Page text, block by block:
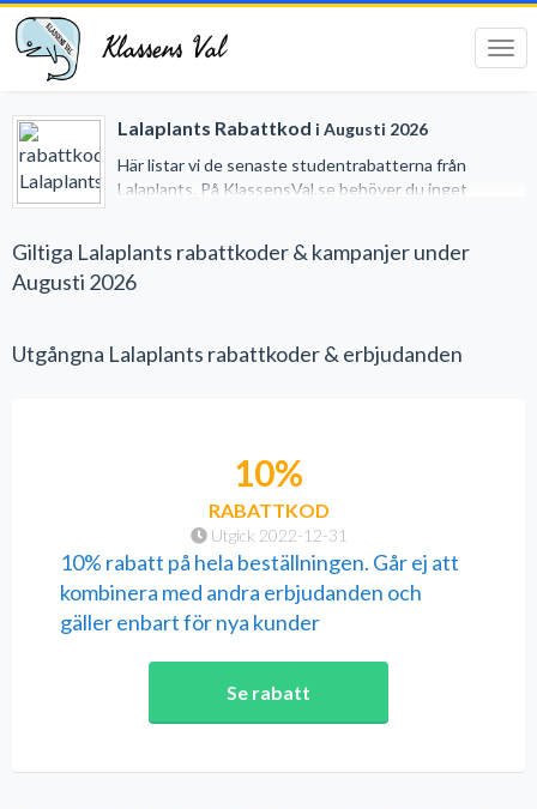
Klassens Val
Lalaplants Rabattkod i Augusti 2026
Här listar vi de senaste studentrabatterna från
Lalaplants. På KlassensVal.se behöver du inget
samla alla studentrabatter på ett och samma ställe.
Giltiga Lalaplants rabattkoder & kampanjer under
Augusti 2026
Utgångna Lalaplants rabattkoder & erbjudanden
Utgick 2022-12-31
10%
RABATTKOD
10% rabatt på hela beställningen. Går ej att
kombinera med andra erbjudanden och
gäller enbart för nya kunder
Se rabatt